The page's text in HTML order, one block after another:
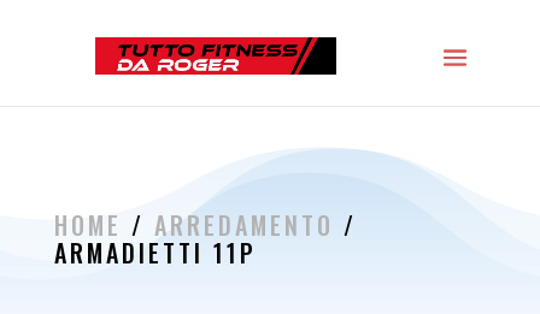
HOME / ARREDAMENTO /
ARMADIETTI 11P